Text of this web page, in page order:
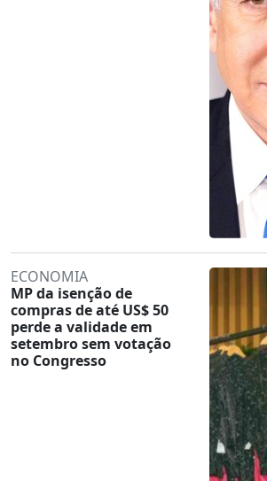
ECONOMIA
MP da isenção de
compras de até US$ 50
perde a validade em
setembro sem votação
no Congresso